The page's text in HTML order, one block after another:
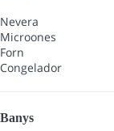
Nevera
Microones
Forn
Congelador
Banys